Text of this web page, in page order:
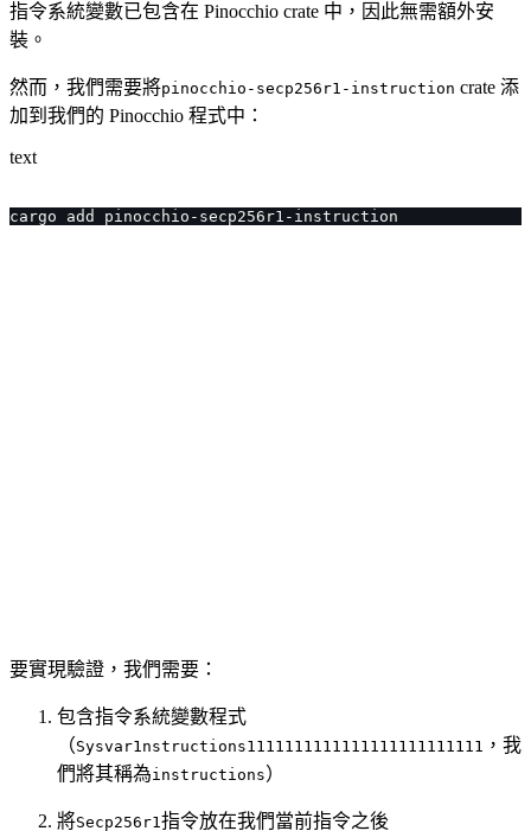
指令系統變數已包含在 Pinocchio crate 中，因此無需額外安
裝。
然而，我們需要將pinocchio-secp256r1-instruction crate 添
加到我們的 Pinocchio 程式中：
text
cargo add pinocchio-secp256r1-instruction
要實現驗證，我們需要：
包含指令系統變數程式
（Sysvar1nstructions1111111111111111111111111 ，我
們將其稱為instructions）
將Secp256r1指令放在我們當前指令之後